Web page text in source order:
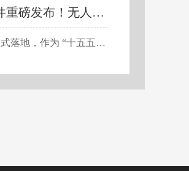
2026 湖北省委一号文件重磅发布！无人机站上三农风口，持证入行抢占高薪红利
2026 年湖北省委一号文件正式落地，作为 “十五五” 开局之年全省三农工作纲领性指导文件，全文多次重点提及科技赋能农业、低空经济落地、智能农机装备普及。政策直接定调，将无人机纳入乡村振兴核心赛道，行业迎来实打实的发展黄金期。如今无人机早已跳出小众试点范畴，不再是农业锦上添花的辅助工具，而是提升粮食产能、补齐农机短板、完善乡村基层治理的刚需装备。这份一号文件的每一项部署，都暗藏无人机行业专属红利。无论你是零基础想入行的新手、深耕多年的行业从业者，还是涉农种植经营主体，都能从政策中找准清晰的发展与盈利方向。一、农业新质生产力加速升级，无人机成田间必备标配2026 湖北一号文件明确提出因地制宜发展农业新质生产力，把数智农业搭建、低空经济场景拓展、智能机器人落地应用，列为湖北农业现代化核心抓手，彻底打破传统人工耕种的低效模式。全省聚焦粮食产能攻坚、高标准农田连片建设、特色农产品产业升级，市场对高效、精准、...